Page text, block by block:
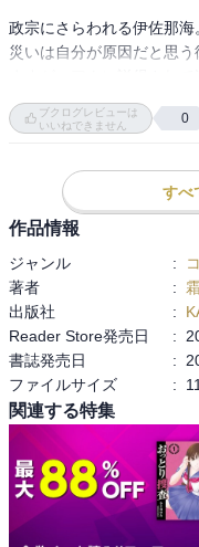
政宗にさらわれる伊佐那海
災いは自分が原因だと思
セリフ）
ブクログレビューは
いいねできません
0
すべ
作品情報
ジャンル :
著者
:
出版社
:
Reader Store発売日
:
書誌発売日
:
ファイルサイズ
:
関連する特集